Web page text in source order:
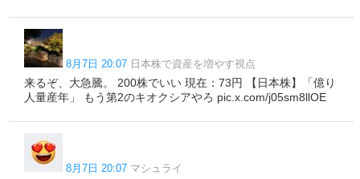
8月7日 20:07 日本株で資産を増やす視点
来るぞ、大急騰。 200株でいい 現在：73円 【日本株】「億り
人量産年」 もう第2のキオクシアやろ pic.x.com/j05sm8llOE
8月7日 20:07 マシュライ